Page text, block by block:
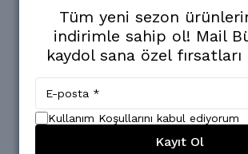
Alt Boy = 101 CM
1 bedene ait ölçülerdir.
Manken bedeni 1 bedendir.
Ölçüler ürün kumaşına göre (+-) farklılık
Ürün tam kalıptır.
Kullanımı 4 MEVSİM için uygundur.
Tüm yeni sezon
indirimle sahip ol! Mail
kaydol sana özel fırsatları
Kullanım Koşullarını kabul ediyorum
Kayıt Ol